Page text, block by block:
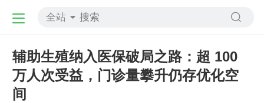
全站
辅助生殖纳入医保破局之路：超 100
万人次受益，门诊量攀升仍存优化空
间